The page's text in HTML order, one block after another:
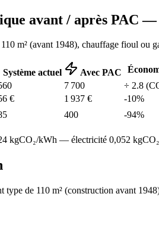
avant / après PAC —
110 m² (avant 1948), chauffage fioul ou
Système actuel Avec PAC
7 700 ÷ 2.8
€ 1 937 € -10%
400 -94%
kgCO₂/kWh — électricité 0,052
type de 110 m² (construction avant 1948